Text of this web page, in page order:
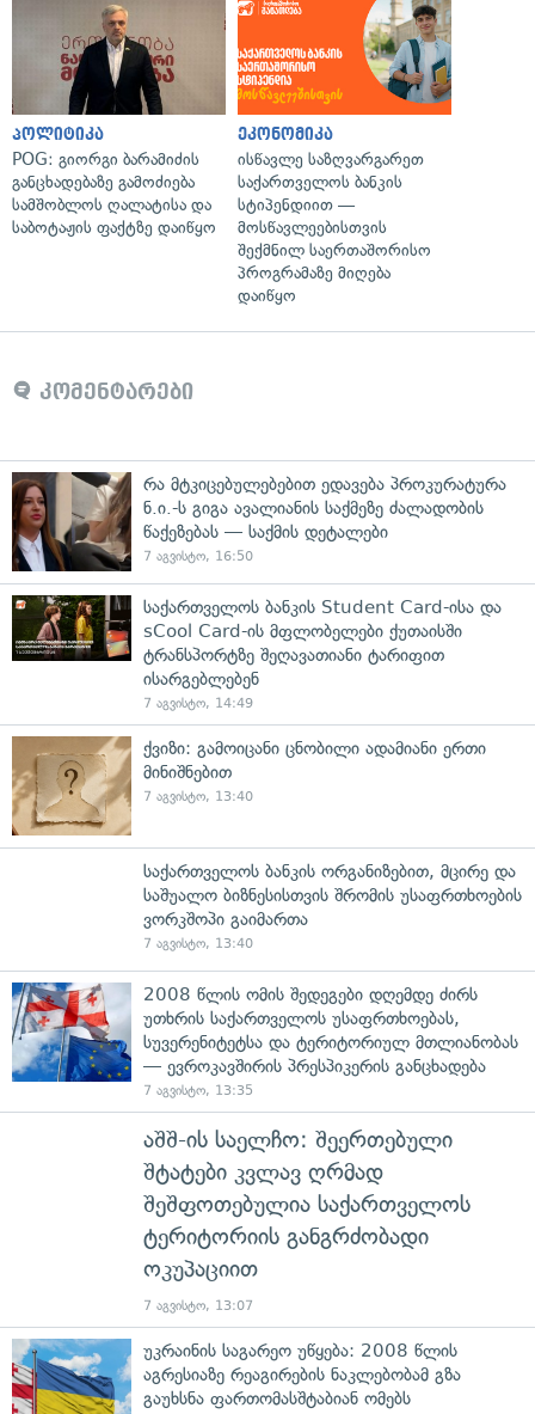
პოლიტიკა
POG: გიორგი ბარამიძის
განცხადებაზე გამოძიება
სამშობლოს ღალატისა და
საბოტაჟის ფაქტზე დაიწყო
ეკონომიკა
ისწავლე საზღვარგარეთ
საქართველოს ბანკის
სტიპენდიით —
მოსწავლეებისთვის
შექმნილ საერთაშორისო
პროგრამაზე მიღება
დაიწყო
კომენტარები
რა მტკიცებულებებით ედავება პროკურატურა
ნ.ი.-ს გიგა ავალიანის საქმეზე ძალადობის
წაქეზებას — საქმის დეტალები
7 აგვისტო, 16:50
საქართველოს ბანკის Student Card-ისა და
sCool Card-ის მფლობელები ქუთაისში
ტრანსპორტზე შეღავათიანი ტარიფით
ისარგებლებენ
7 აგვისტო, 14:49
ქვიზი: გამოიცანი ცნობილი ადამიანი ერთი
მინიშნებით
7 აგვისტო, 13:40
საქართველოს ბანკის ორგანიზებით, მცირე და
საშუალო ბიზნესისთვის შრომის უსაფრთხოების
ვორკშოპი გაიმართა
7 აგვისტო, 13:40
2008 წლის ომის შედეგები დღემდე ძირს
უთხრის საქართველოს უსაფრთხოებას,
სუვერენიტეტსა და ტერიტორიულ მთლიანობას
— ევროკავშირის პრესპიკერის განცხადება
7 აგვისტო, 13:35
აშშ-ის საელჩო: შეერთებული
შტატები კვლავ ღრმად
შეშფოთებულია საქართველოს
ტერიტორიის განგრძობადი
ოკუპაციით
7 აგვისტო, 13:07
უკრაინის საგარეო უწყება: 2008 წლის
აგრესიაზე რეაგირების ნაკლებობამ გზა
გაუხსნა ფართომასშტაბიან ომებს